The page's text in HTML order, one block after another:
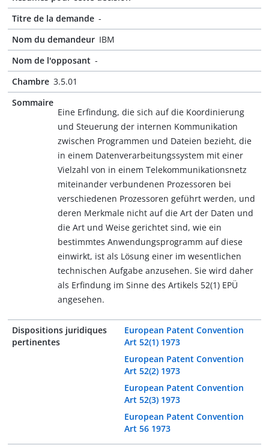
Titre de la demande -
Nom du demandeur IBM
Nom de l'opposant -
Chambre 3.5.01
Sommaire
Eine Erfindung, die sich auf die Koordinierung
und Steuerung der internen Kommunikation
zwischen Programmen und Dateien bezieht, die
in einem Datenverarbeitungssystem mit einer
Vielzahl von in einem Telekommunikationsnetz
miteinander verbundenen Prozessoren bei
verschiedenen Prozessoren geführt werden, und
deren Merkmale nicht auf die Art der Daten und
die Art und Weise gerichtet sind, wie ein
bestimmtes Anwendungsprogramm auf diese
einwirkt, ist als Lösung einer im wesentlichen
technischen Aufgabe anzusehen. Sie wird daher
als Erfindung im Sinne des Artikels 52(1) EPÜ
angesehen.
Dispositions juridiques
pertinentes
European Patent Convention
Art 52(1) 1973
European Patent Convention
Art 52(2) 1973
European Patent Convention
Art 52(3) 1973
European Patent Convention
Art 56 1973